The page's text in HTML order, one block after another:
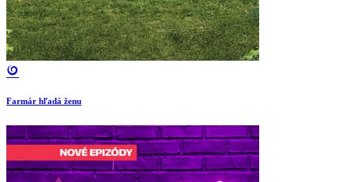
Farmár hľadá ženu